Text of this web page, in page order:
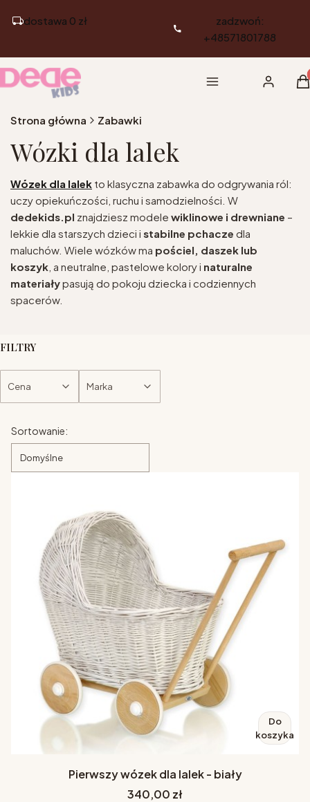
dostawa 0 zł
zadzwoń:
+48571801788
Menu Zaloguj się
Strona główna Zabawki
Wózki dla lalek
Wózek dla lalek to klasyczna zabawka do odgrywania ról:
uczy opiekuńczości, ruchu i samodzielności. W
dedekids.pl znajdziesz modele wiklinowe i drewniane –
lekkie dla starszych dzieci i stabilne pchacze dla
maluchów. Wiele wózków ma pościel, daszek lub
koszyk , a neutralne, pastelowe kolory i naturalne
materiałypasują do pokoju dziecka i codziennych
spacerów.
FILTRY
Cena Marka
Lista produktów
Sortowanie:
Domyślne
Do
koszyka
Pierwszy wózek dla lalek - biały
Cena
340,00 zł